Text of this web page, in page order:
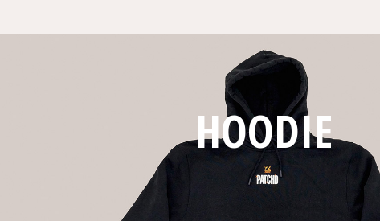
HOODIE